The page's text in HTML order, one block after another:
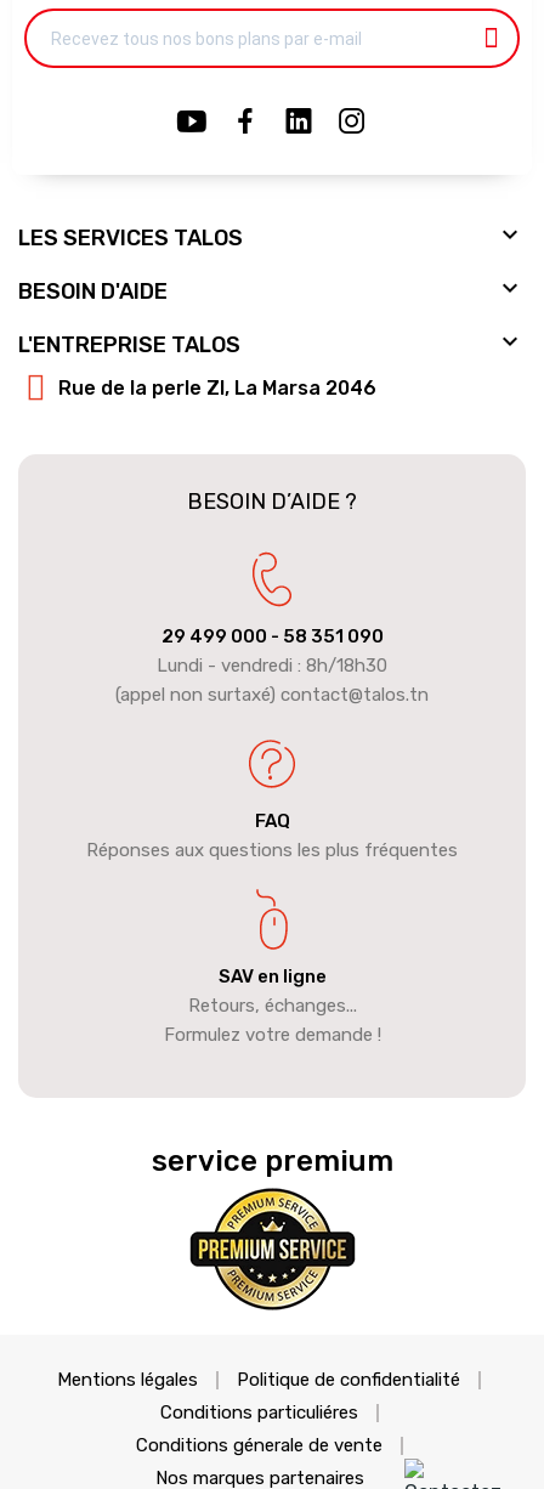
LES SERVICES TALOS 
BESOIN D'AIDE 
L'ENTREPRISE TALOS 
Rue de la perle ZI, La Marsa 2046
BESOIN D’AIDE ?
29 499 000 - 58 351 090
Lundi - vendredi : 8h/18h30
(appel non surtaxé) contact@talos.tn
FAQ
Réponses aux questions les plus fréquentes
SAV en ligne
Retours, échanges...
Formulez votre demande !
service premium
Mentions légales
Politique de confidentialité
Conditions particuliéres
Conditions génerale de vente
Nos marques partenaires